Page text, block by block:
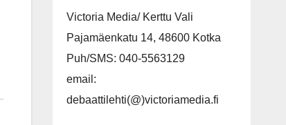
Victoria Media/ Kerttu Vali
Pajamäenkatu 14, 48600 Kotka
Puh/SMS: 040-5563129
email:
debaattilehti(@)victoriamedia.fi